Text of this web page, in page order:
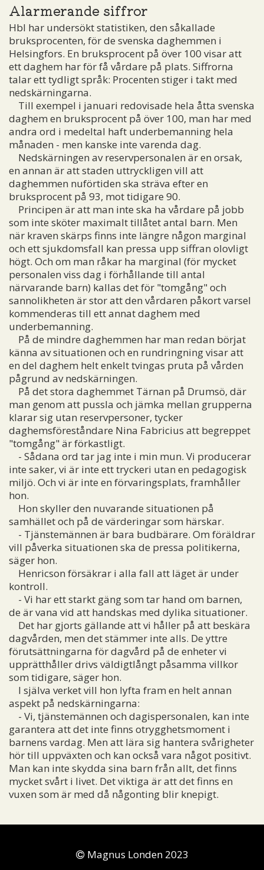
Alarmerande siffror
Hbl har undersökt statistiken, den såkallade
bruksprocenten, för de svenska daghemmen i
Helsingfors. En bruksprocent på över 100 visar att
ett daghem har för få vårdare på plats. Siffrorna
talar ett tydligt språk: Procenten stiger i takt med
nedskärningarna.
Till exempel i januari redovisade hela åtta svenska
daghem en bruksprocent på över 100, man har med
andra ord i medeltal haft underbemanning hela
månaden - men kanske inte varenda dag.
Nedskärningen av reservpersonalen är en orsak,
en annan är att staden uttryckligen vill att
daghemmen nuförtiden ska sträva efter en
bruksprocent på 93, mot tidigare 90.
Principen är att man inte ska ha vårdare på jobb
som inte sköter maximalt tillåtet antal barn. Men
när kraven skärps finns inte längre någon marginal
och ett sjukdomsfall kan pressa upp siffran olovligt
högt. Och om man råkar ha marginal (för mycket
personalen viss dag i förhållande till antal
närvarande barn) kallas det för "tomgång" och
sannolikheten är stor att den vårdaren påkort varsel
kommenderas till ett annat daghem med
underbemanning.
På de mindre daghemmen har man redan börjat
känna av situationen och en rundringning visar att
en del daghem helt enkelt tvingas pruta på vården
pågrund av nedskärningen.
På det stora daghemmet Tärnan på Drumsö, där
man genom att pussla och jämka mellan grupperna
klarar sig utan reservpersoner, tycker
daghemsföreståndare Nina Fabricius att begreppet
"tomgång" är förkastligt.
- Sådana ord tar jag inte i min mun. Vi producerar
inte saker, vi är inte ett tryckeri utan en pedagogisk
miljö. Och vi är inte en förvaringsplats, framhåller
hon.
Hon skyller den nuvarande situationen på
samhället och på de värderingar som härskar.
- Tjänstemännen är bara budbärare. Om föräldrar
vill påverka situationen ska de pressa politikerna,
säger hon.
Henricson försäkrar i alla fall att läget är under
kontroll.
- Vi har ett starkt gäng som tar hand om barnen,
de är vana vid att handskas med dylika situationer.
Det har gjorts gällande att vi håller på att beskära
dagvården, men det stämmer inte alls. De yttre
förutsättningarna för dagvård på de enheter vi
upprätthåller drivs väldigtlångt påsamma villkor
som tidigare, säger hon.
I själva verket vill hon lyfta fram en helt annan
aspekt på nedskärningarna:
- Vi, tjänstemännen och dagispersonalen, kan inte
garantera att det inte finns otrygghetsmoment i
barnens vardag. Men att lära sig hantera svårigheter
hör till uppväxten och kan också vara något positivt.
Man kan inte skydda sina barn från allt, det finns
mycket svårt i livet. Det viktiga är att det finns en
vuxen som är med då någonting blir knepigt.
Magnus Londen 2023